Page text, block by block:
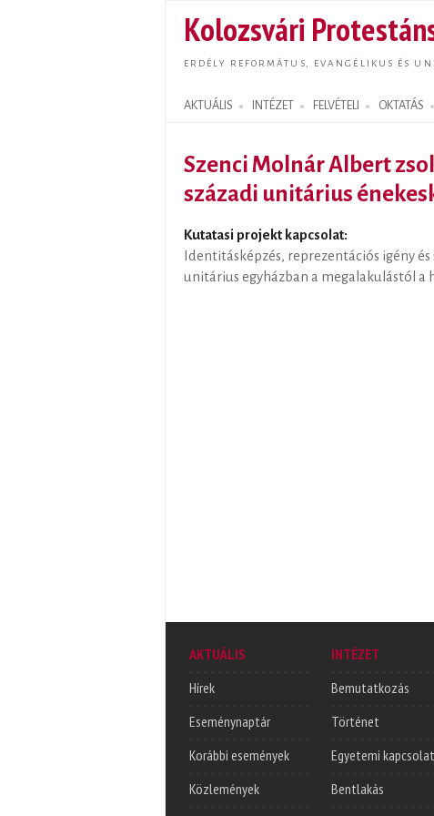
Kolozsvári
ERDÉLY REFORMÁTUS, EVANGÉLIKUS ÉS
AKTUÁLIS INTÉZET FELVÉTELI OKTATÁS
Search form
Szenci Molnár Albert
századi unitárius
Kutatasi projekt kapcsolat:
Identitásképzés, reprezentációs igény
unitárius egyházban a megalakulástól a
AKTUÁLIS
Hírek
Eseménynaptár
Korábbi események
Közlemények
INTÉZET
Bemutatkozás
Történet
Egyetemi
Bentlakás